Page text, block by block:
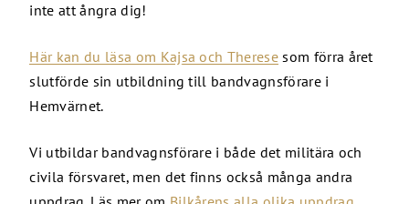
inte att ångra dig!
Här kan du läsa om Kajsa och Therese som förra året
slutförde sin utbildning till bandvagnsförare i
Hemvärnet.
Vi utbildar bandvagnsförare i både det militära och
civila försvaret, men det finns också många andra